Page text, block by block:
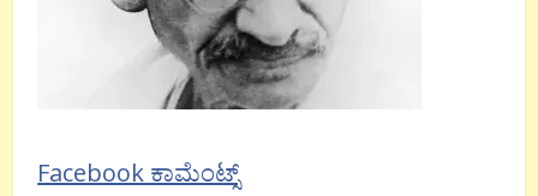
Facebook ಕಾಮೆಂಟ್ಸ್